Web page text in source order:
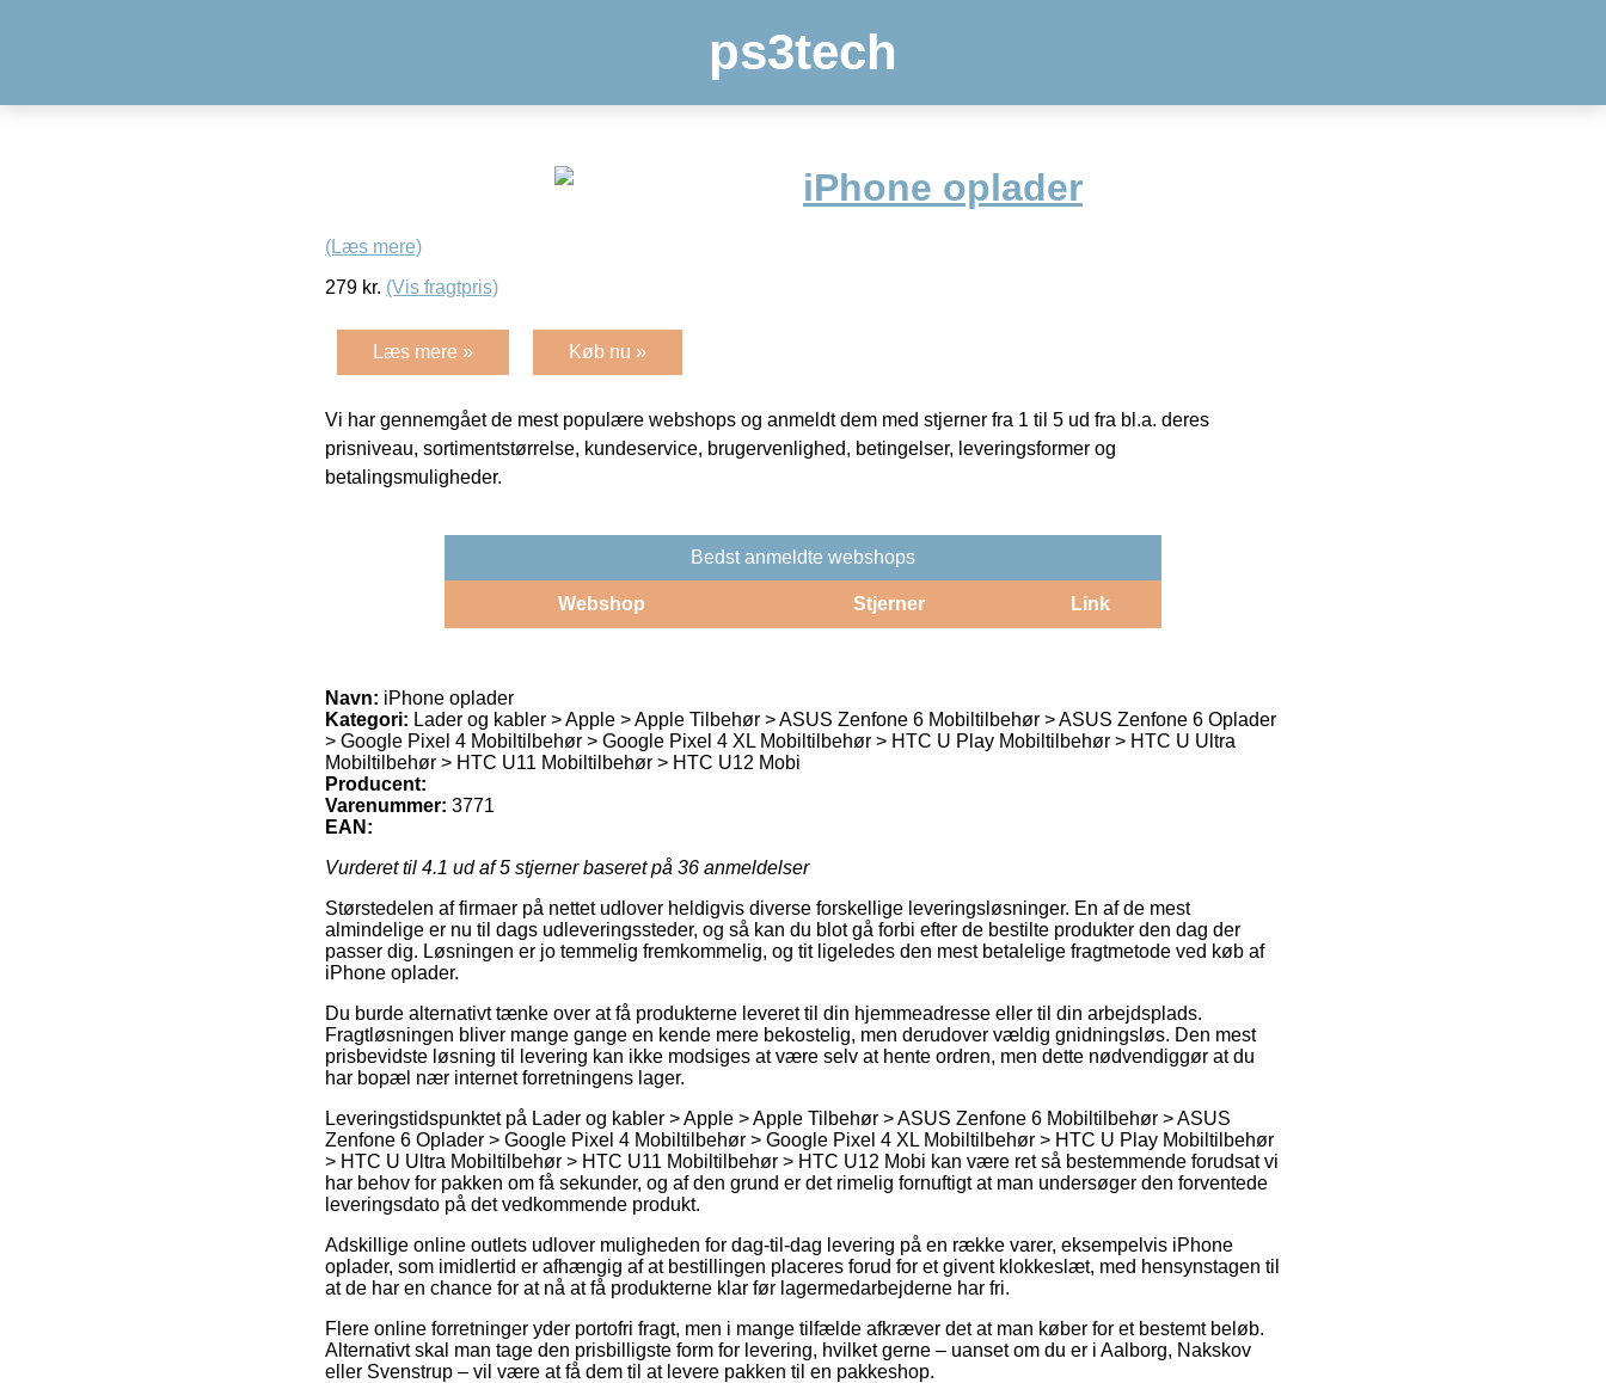
ps3tech
iPhone oplader
(Læs mere)
279 kr. (Vis fragtpris)
Læs mere » Køb nu »
Vi har gennemgået de mest populære webshops og anmeldt dem med stjerner fra 1 til 5 ud fra bl.a. deres
prisniveau, sortimentstørrelse, kundeservice, brugervenlighed, betingelser, leveringsformer og
betalingsmuligheder.
Bedst anmeldte webshops
Webshop Stjerner Link
Navn: iPhone oplader
Kategori: Lader og kabler > Apple > Apple Tilbehør > ASUS Zenfone 6 Mobiltilbehør > ASUS Zenfone 6 Oplader
> Google Pixel 4 Mobiltilbehør > Google Pixel 4 XL Mobiltilbehør > HTC U Play Mobiltilbehør > HTC U Ultra
Mobiltilbehør > HTC U11 Mobiltilbehør > HTC U12 Mobi
Producent:
Varenummer: 3771
EAN:
Vurderet til 4.1 ud af 5 stjerner baseret på 36 anmeldelser
Størstedelen af firmaer på nettet udlover heldigvis diverse forskellige leveringsløsninger. En af de mest
almindelige er nu til dags udleveringssteder, og så kan du blot gå forbi efter de bestilte produkter den dag der
passer dig. Løsningen er jo temmelig fremkommelig, og tit ligeledes den mest betalelige fragtmetode ved køb af
iPhone oplader.
Du burde alternativt tænke over at få produkterne leveret til din hjemmeadresse eller til din arbejdsplads.
Fragtløsningen bliver mange gange en kende mere bekostelig, men derudover vældig gnidningsløs. Den mest
prisbevidste løsning til levering kan ikke modsiges at være selv at hente ordren, men dette nødvendiggør at du
har bopæl nær internet forretningens lager.
Leveringstidspunktet på Lader og kabler > Apple > Apple Tilbehør > ASUS Zenfone 6 Mobiltilbehør > ASUS
Zenfone 6 Oplader > Google Pixel 4 Mobiltilbehør > Google Pixel 4 XL Mobiltilbehør > HTC U Play Mobiltilbehør
> HTC U Ultra Mobiltilbehør > HTC U11 Mobiltilbehør > HTC U12 Mobi kan være ret så bestemmende forudsat vi
har behov for pakken om få sekunder, og af den grund er det rimelig fornuftigt at man undersøger den forventede
leveringsdato på det vedkommende produkt.
Adskillige online outlets udlover muligheden for dag-til-dag levering på en række varer, eksempelvis iPhone
oplader, som imidlertid er afhængig af at bestillingen placeres forud for et givent klokkeslæt, med hensynstagen til
at de har en chance for at nå at få produkterne klar før lagermedarbejderne har fri.
Flere online forretninger yder portofri fragt, men i mange tilfælde afkræver det at man køber for et bestemt beløb.
Alternativt skal man tage den prisbilligste form for levering, hvilket gerne – uanset om du er i Aalborg, Nakskov
eller Svenstrup – vil være at få dem til at levere pakken til en pakkeshop.